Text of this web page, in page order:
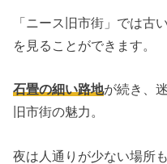
「ニース旧市街」では古
を見ることができます。
石畳の細い路地が続き、
旧市街の魅力。
夜は人通りが少ない場所